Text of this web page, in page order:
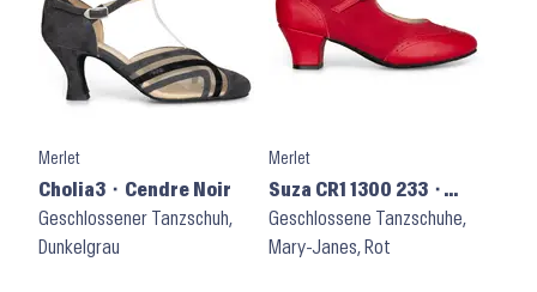
Merlet
Cholia3 ⬝ Cendre Noir
Geschlossener Tanzschuh,
Dunkelgrau
Merlet
Suza CR1 1300 233 ⬝
Passion Cerise
Geschlossene Tanzschuhe,
Mary-Janes, Rot